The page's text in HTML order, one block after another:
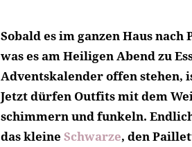
Sobald es im ganzen Haus
was es am Heiligen Abend zu
Adventskalender offen stehen,
Jetzt dürfen Outfits mit dem
schimmern und funkeln.
das kleine Schwarze, den